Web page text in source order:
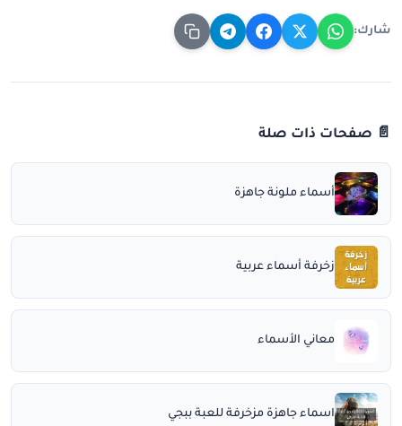
شارك:
📄 صفحات ذات صلة
أسماء ملونة جاهزة
زخرفة أسماء عربية
معاني الأسماء
اسماء جاهزة مزخرفة للعبة ببجي